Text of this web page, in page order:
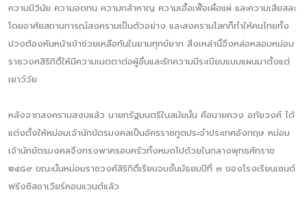
ความมีวินัย ความอดทน ความกล้าหาญ ความเอื้อเฟื้อเผื่อแผ่ และความเสียสละ
โดยอาศัยสถานการณ์สงครามเป็นตัวอย่าง และสงครามโลกก็ทำให้คนไทยทั้ง
ปวงต้องหันหน้าเข้าช่วยเหลือกันในยามทุกข์ยาก สิ่งเหล่านี้จึงหล่อหลอมหม่อม
ราชวงศสิริกิติ์ให้มีความเมตตาต่อผู้อื่นและรักความมีระเบียบแบบแผนมาตั้งแต่
เยาว์วัย
หลังจากสงครามสงบแล้ว นายกรัฐมนตรีในสมัยนั้น คือนายควง อภัยวงศ์ ได้
แต่งตั้งให้หม่อมเจ้านักขัตรมงคลเป็นอัครราชทูตประจำประเทศอังกฤษ หม่อม
เจ้านักขัตรมงคลจึงทรงพาครอบครัวทั้งหมดไปด้วยในกลางพุทธศักราช
๒๔๘๙ ขณะนั้นหม่อมราชวงศ์สิริกิติ์เรียนจบชั้นมัธยมปีที่ ๓ ของโรงเรียนเซนต์
ฟรังซีสซาเวียร์คอนแวนต์แล้ว